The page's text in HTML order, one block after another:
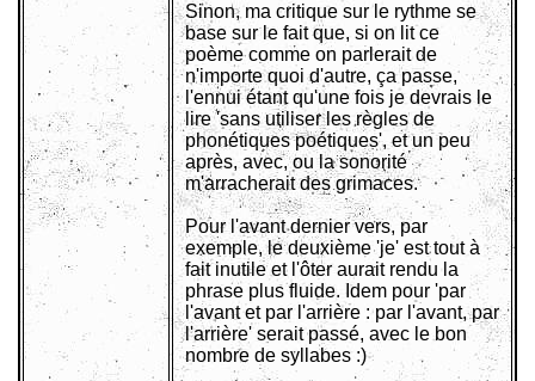
Sinon, ma critique sur le rythme se
base sur le fait que, si on lit ce
poème comme on parlerait de
n'importe quoi d'autre, ça passe,
l'ennui étant qu'une fois je devrais le
lire 'sans utiliser les règles de
phonétiques poétiques', et un peu
après, avec, ou la sonorité
m'arracherait des grimaces.
Pour l'avant dernier vers, par
exemple, le deuxième 'je' est tout à
fait inutile et l'ôter aurait rendu la
phrase plus fluide. Idem pour 'par
l'avant et par l'arrière : par l'avant, par
l'arrière' serait passé, avec le bon
nombre de syllabes :)